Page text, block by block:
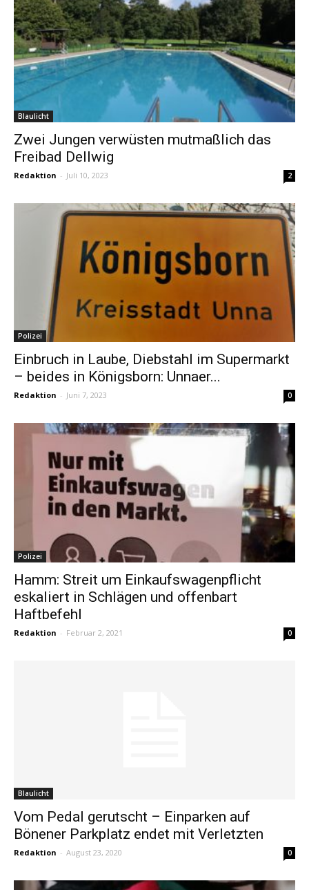
Blaulicht
Zwei Jungen verwüsten mutmaßlich das
Freibad Dellwig
Redaktion - Juli 10, 2023 2
Polizei
Einbruch in Laube, Diebstahl im Supermarkt
– beides in Königsborn: Unnaer...
Redaktion - Juni 7, 2023 0
Polizei
Hamm: Streit um Einkaufswagenpflicht
eskaliert in Schlägen und offenbart
Haftbefehl
Redaktion - Februar 2, 2021 0
Blaulicht
Vom Pedal gerutscht – Einparken auf
Bönener Parkplatz endet mit Verletzten
Redaktion - August 23, 2020 0